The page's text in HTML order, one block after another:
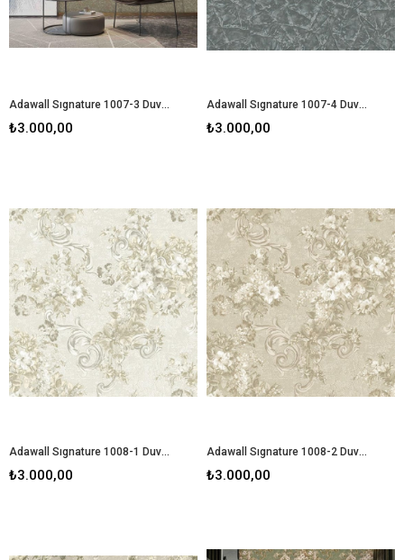
Adawall Sıgnature 1007-3 Duvar Kağıdı
₺3.000,00
Adawall Sıgnature 1007-4 Duvar Kağıdı
₺3.000,00
Adawall Sıgnature 1008-1 Duvar Kağıdı
₺3.000,00
Adawall Sıgnature 1008-2 Duvar Kağıdı
₺3.000,00